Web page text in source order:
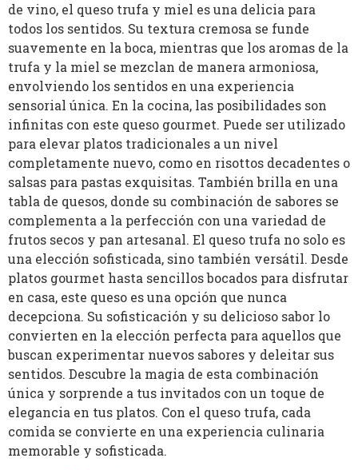
de vino, el queso trufa y miel es una delicia para
todos los sentidos. Su textura cremosa se funde
suavemente en la boca, mientras que los aromas de la
trufa y la miel se mezclan de manera armoniosa,
envolviendo los sentidos en una experiencia
sensorial única. En la cocina, las posibilidades son
infinitas con este queso gourmet. Puede ser utilizado
para elevar platos tradicionales a un nivel
completamente nuevo, como en risottos decadentes o
salsas para pastas exquisitas. También brilla en una
tabla de quesos, donde su combinación de sabores se
complementa a la perfección con una variedad de
frutos secos y pan artesanal. El queso trufa no solo es
una elección sofisticada, sino también versátil. Desde
platos gourmet hasta sencillos bocados para disfrutar
en casa, este queso es una opción que nunca
decepciona. Su sofisticación y su delicioso sabor lo
convierten en la elección perfecta para aquellos que
buscan experimentar nuevos sabores y deleitar sus
sentidos. Descubre la magia de esta combinación
única y sorprende a tus invitados con un toque de
elegancia en tus platos. Con el queso trufa, cada
comida se convierte en una experiencia culinaria
memorable y sofisticada.